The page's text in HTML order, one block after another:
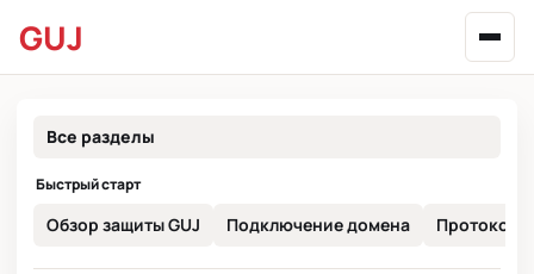
GUJ
Все разделы
Быстрый старт
Обзор защиты GUJ Подключение домена Протокол